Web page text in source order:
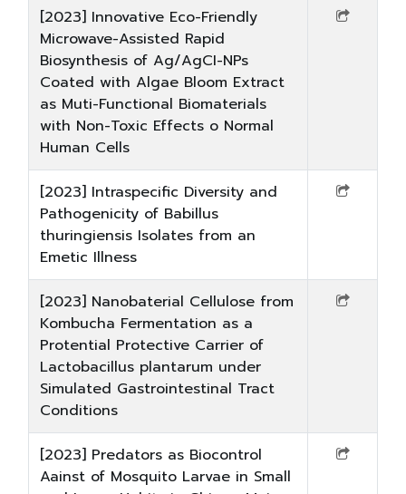
[2023] Innovative Eco-Friendly
Microwave-Assisted Rapid
Biosynthesis of Ag/AgCI-NPs
Coated with Algae Bloom Extract
as Muti-Functional Biomaterials
with Non-Toxic Effects o Normal
Human Cells
[2023] Intraspecific Diversity and
Pathogenicity of Babillus
thuringiensis Isolates from an
Emetic Illness
[2023] Nanobaterial Cellulose from
Kombucha Fermentation as a
Protential Protective Carrier of
Lactobacillus plantarum under
Simulated Gastrointestinal Tract
Conditions
[2023] Predators as Biocontrol
Aainst of Mosquito Larvae in Small